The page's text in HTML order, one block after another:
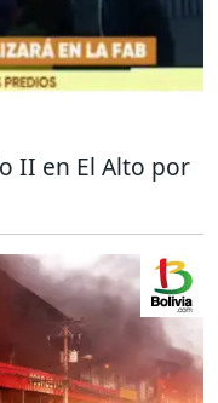
II en El Alto por